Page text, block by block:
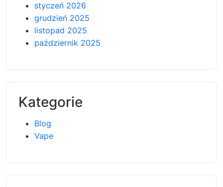
styczeń 2026
grudzień 2025
listopad 2025
październik 2025
Kategorie
Blog
Vape